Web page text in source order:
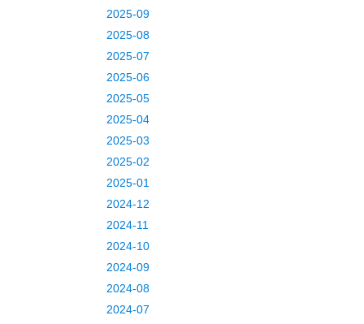
2025-09
2025-08
2025-07
2025-06
2025-05
2025-04
2025-03
2025-02
2025-01
2024-12
2024-11
2024-10
2024-09
2024-08
2024-07